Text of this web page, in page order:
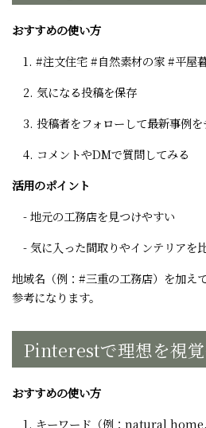
おすすめの使い方
1. #注文住宅 #自然素材の家 #平屋
2. 気になる投稿を保存
3. 投稿者をフォローして最新事例を
4. コメントやDMで質問してみる
活用のポイント
- 地元の工務店を見つけやすい
- 気に入った間取りやインテリアを
地域名（例：#三重の工務店）を加え
参考になります。
Pinterestで理想を視
おすすめの使い方
1. キーワード（例：natural